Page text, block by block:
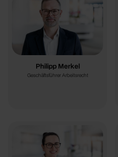
Philipp Merkel
Geschäftsführer Arbeitsrecht